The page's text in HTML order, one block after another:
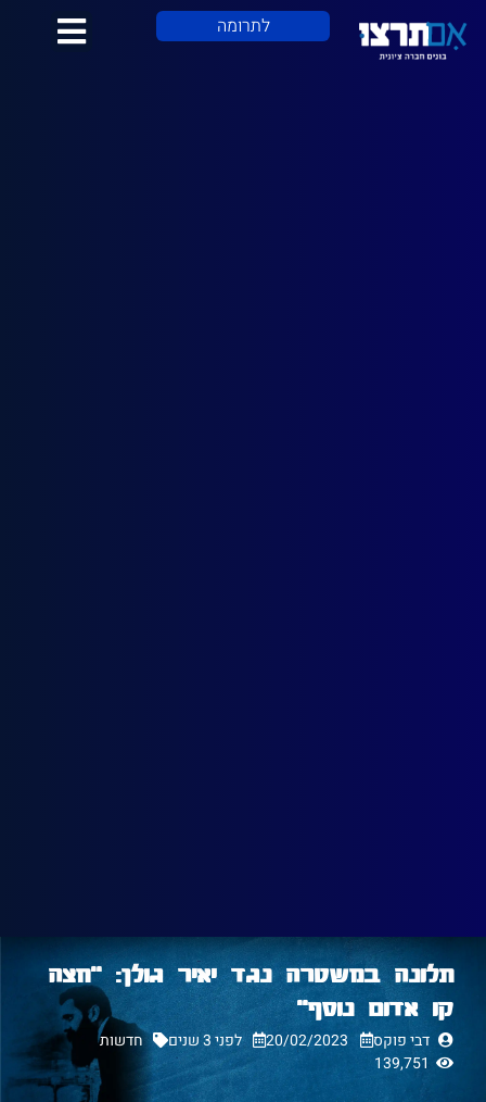
לתרומה
תלונה במשטרה נגד יאיר גולן: "חצה
קו אדום נוסף"
דבי פוקס 20/02/2023 לפני 3 שנים
חדשות
139,751